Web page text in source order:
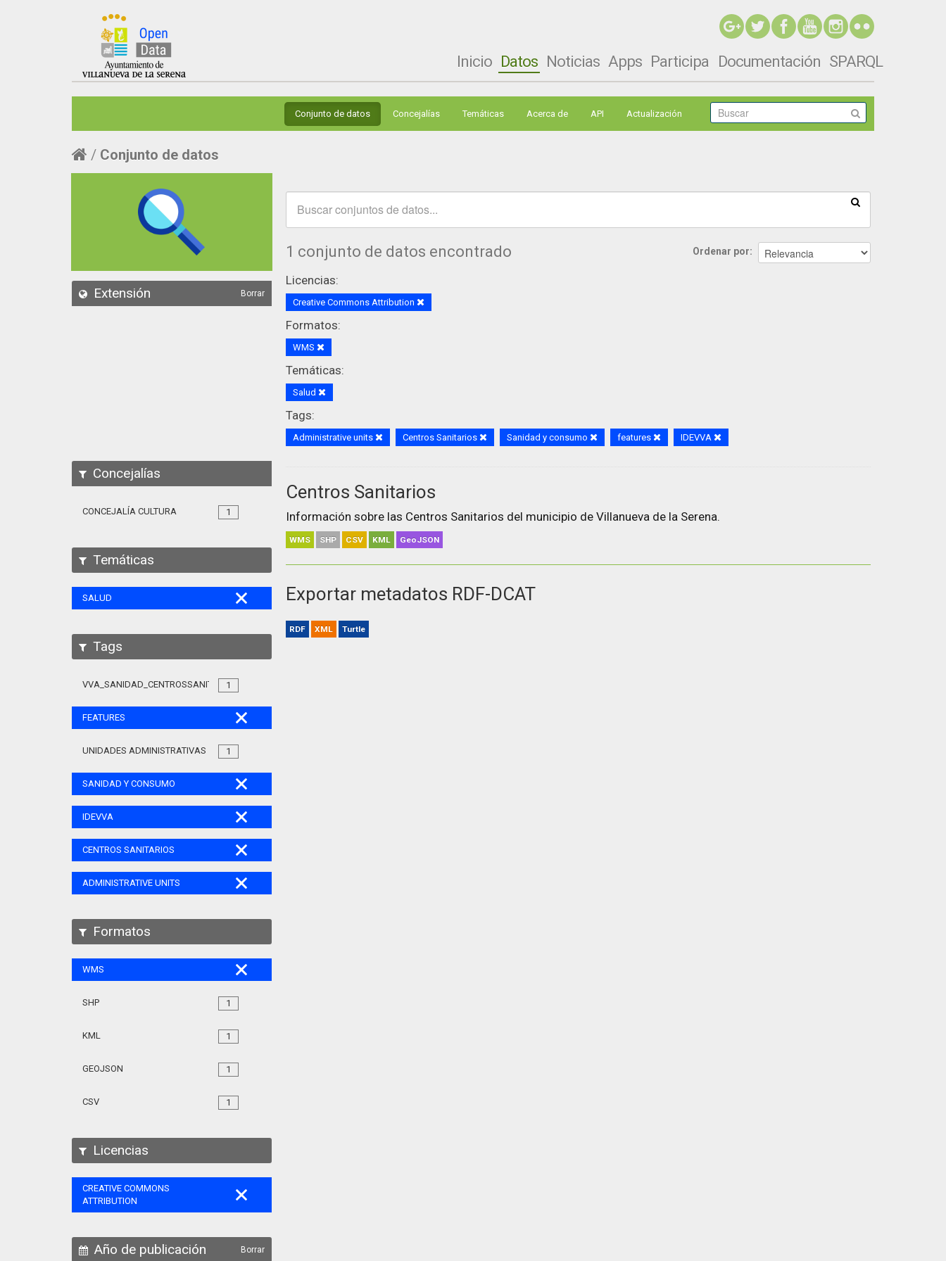
Inicio Datos Noticias Apps Participa Documentación SPARQL
Conjunto de datos Concejalías Temáticas Acerca de API Actualización
Conjunto de datos
Extensión Borrar
Concejalías
1
CONCEJALÍA CULTURA
Temáticas
SALUD
Tags
1
VVA_SANIDAD_CENTROSSANITARIOS_105
FEATURES
1
UNIDADES ADMINISTRATIVAS
SANIDAD Y CONSUMO
IDEVVA
CENTROS SANITARIOS
ADMINISTRATIVE UNITS
Formatos
WMS
1
SHP
1
KML
1
GEOJSON
1
CSV
Licencias
CREATIVE COMMONS
ATTRIBUTION
Año de publicación Borrar
Ordenar por
1 conjunto de datos encontrado
Licencias:
Creative Commons Attribution
Formatos:
WMS
Temáticas:
Salud
Tags:
Administrative units Centros Sanitarios Sanidad y consumo features IDEVVA
Centros Sanitarios
Información sobre las Centros Sanitarios del municipio de Villanueva de la Serena.
WMS SHP CSV KML GeoJSON
Exportar metadatos RDF-DCAT
RDF XML Turtle